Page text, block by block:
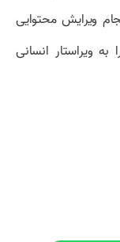
ویرایش محتوایی
ویراستار انسانی